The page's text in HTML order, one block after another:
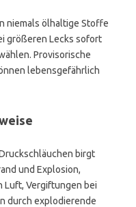
niemals ölhaltige Stoffe
größeren Lecks sofort
Provisorische
lebensgefährlich
birgt
und Explosion,
Luft, Vergiftungen bei
durch explodierende